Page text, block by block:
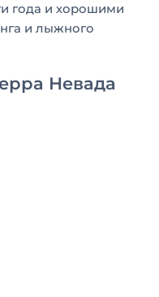
года и хорошими
и лыжного
Невада